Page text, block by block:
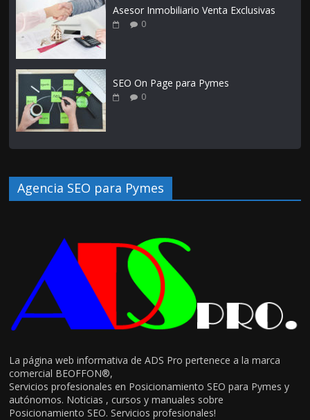
Asesor Inmobiliario Venta Exclusivas
0
SEO On Page para Pymes
0
Agencia SEO para Pymes
La página web informativa de ADS Pro pertenece a la marca
comercial BEOFFON®,
Servicios profesionales en Posicionamiento SEO para Pymes y
autónomos. Noticias , cursos y manuales sobre
Posicionamiento SEO. Servicios profesionales!